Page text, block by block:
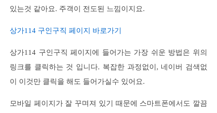
있는것 같아요. 주객이 전도된 느낌이지요.
상가114 구인구직 페이지 바로가기
상가114 구인구직 페이지에 들어가는 가장 쉬운 방법은 위의
링크를 클릭하는 것 입니다. 복잡한 과정없이, 네이버 검색없
이 이것만 클릭을 해도 들어가실수 있어요.
모바일 페이지가 잘 꾸며져 있기 때문에 스마트폰에서도 깔끔